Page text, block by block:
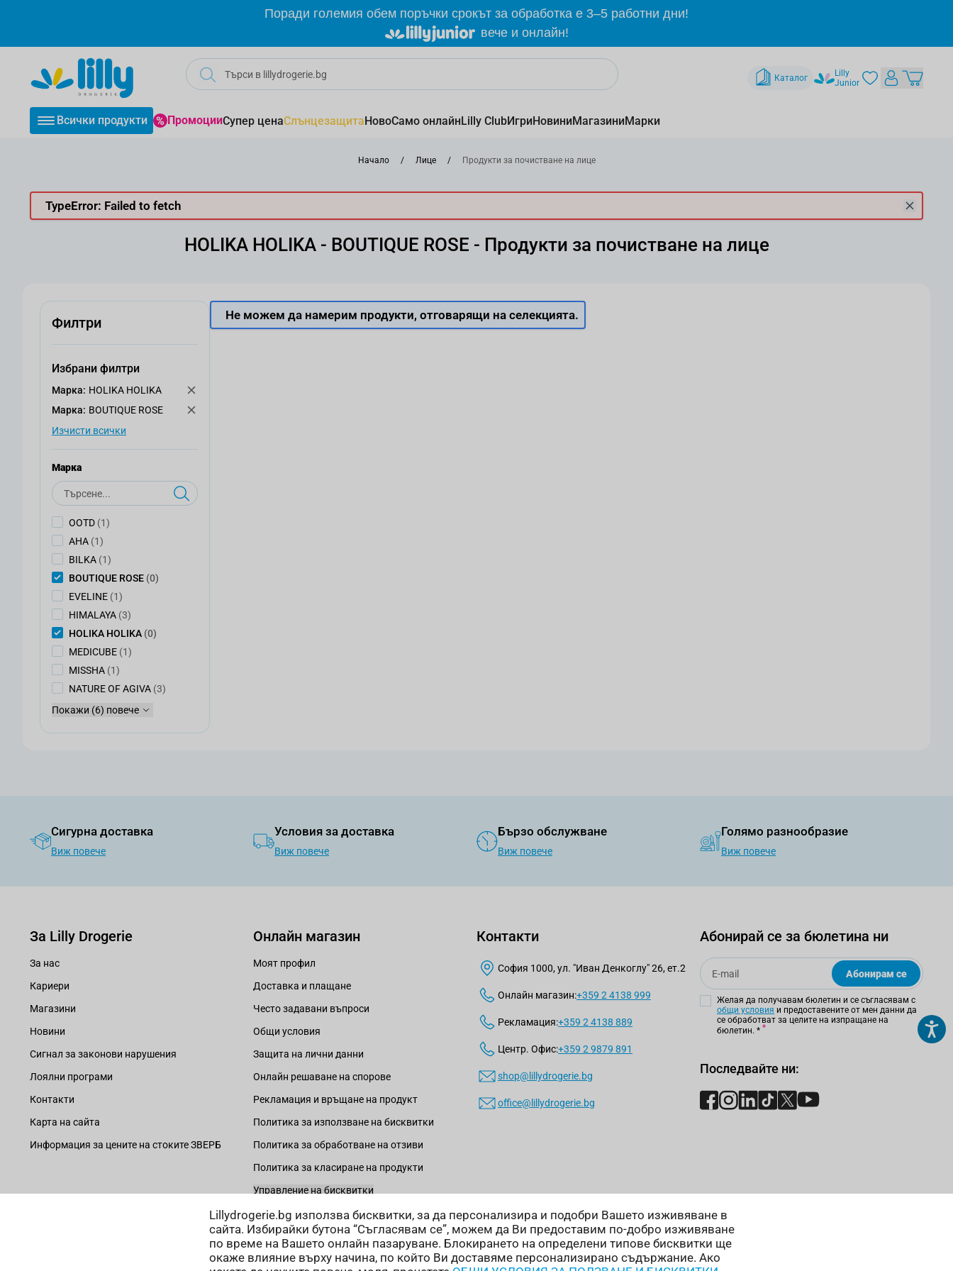
Lillydrogerie.bg използва бисквитки, за да персонализира и подобри Вашето изживяване в
сайта. Избирайки бутона “Съгласявам се”, можем да Ви предоставим по-добро изживяване
по време на Вашето онлайн пазаруване. Блокирането на определени типове бисквитки ще
окаже влияние върху начина, по който Ви доставяме персонализирано съдържание. Ако
Поради големия обем поръчки срокът за обработка е 3–5 работни дни!
вече и онлайн!
Каталог
Lilly
Junior
Всички продукти ПромоцииСупер ценаСлънцезащитаНовоСамо онлайнLilly ClubИгриНовиниМагазиниМарки
Начало / Лице / Продукти за почистване на лице
TypeError: Failed to fetch
HOLIKA HOLIKA - BOUTIQUE ROSE - Продукти за почистване на лице
Филтри
Избрани филтри
Mарка: HOLIKA HOLIKA
Mарка: BOUTIQUE ROSE
Изчисти всички
Mарка
Търсене
OOTD (1)
AHA (1)
BILKA (1)
BOUTIQUE ROSE (0)
EVELINE (1)
HIMALAYA (3)
HOLIKA HOLIKA (0)
MEDICUBE (1)
MISSHA (1)
NATURE OF AGIVA (3)
Покажи (6) повече
Не можем да намерим продукти, отговарящи на селекцията.
Сигурна доставка
Виж повече
Условия за доставка
Виж повече
Бързо обслужване
Виж повече
Голямо разнообразие
Виж повече
За Lilly Drogerie
За нас
Кариери
Магазини
Новини
Сигнал за законови нарушения
Лоялни програми
Контакти
Карта на сайта
Информация за цените на стоките ЗВЕРБ
Онлайн магазин
Моят профил
Доставка и плащане
Често задавани въпроси
Общи условия
Защита на лични данни
Онлайн решаване на спорове
Рекламация и връщане на продукт
Политика за използване на бисквитки
Политика за обработване на отзиви
Политика за класиране на продукти
Управление на бисквитки
Контакти
София 1000, ул. "Иван Денкоглу" 26, ет.2
Онлайн магазин:+359 2 4138 999
Рекламация:+359 2 4138 889
Центр. Офис:+359 2 9879 891
shop@lillydrogerie.bg
office@lillydrogerie.bg
Абонирай се за бюлетина ни
Email
Абонирам се
Желая да получавам бюлетин и се съгласявам с
общи условия и предоставените от мен данни да
се обработват за целите на изпращане на
бюлетин. *
Последвайте ни:
Начини на доставка: